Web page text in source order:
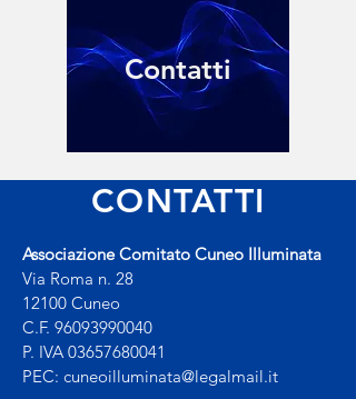
Contatti
CONTATTI
Associazione Comitato Cuneo Illuminata
Via Roma n. 28
12100 Cuneo
C.F. 96093990040
P. IVA 03657680041
PEC: cuneoilluminata@legalmail.it